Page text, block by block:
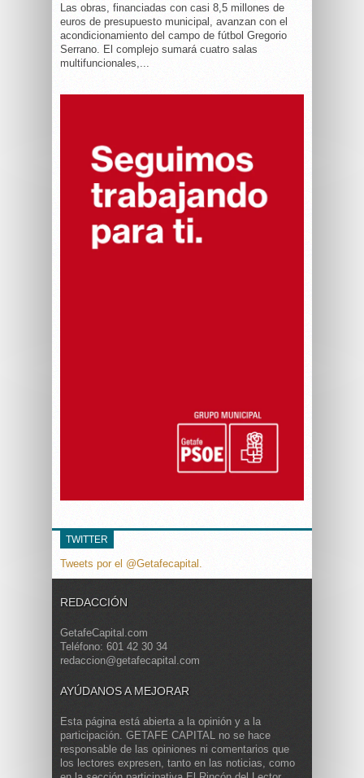
Las obras, financiadas con casi 8,5 millones de
euros de presupuesto municipal, avanzan con el
acondicionamiento del campo de fútbol Gregorio
Serrano. El complejo sumará cuatro salas
multifuncionales,...
TWITTER
Tweets por el @Getafecapital.
REDACCIÓN
GetafeCapital.com
Teléfono: 601 42 30 34
redaccion@getafecapital.com
AYÚDANOS A MEJORAR
Esta página está abierta a la opinión y a la
participación. GETAFE CAPITAL no se hace
responsable de las opiniones ni comentarios que
los lectores expresen, tanto en las noticias, como